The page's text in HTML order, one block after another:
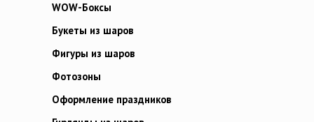
WOW-Боксы
Букеты из шаров
Фигуры из шаров
Фотозоны
Оформление праздников